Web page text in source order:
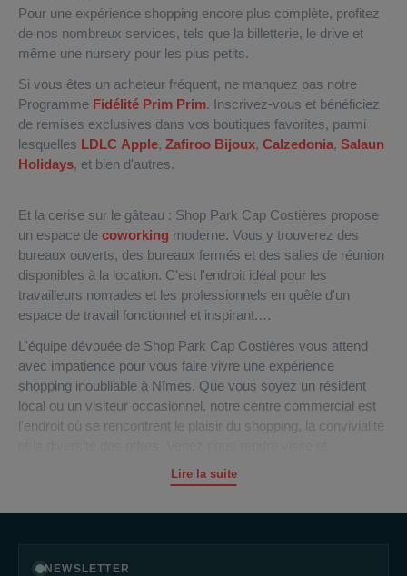
Pour une expérience shopping encore plus complète, profitez
de nos nombreux services, tels que la billetterie, le drive et
même une nursery pour les plus petits.
Si vous êtes un acheteur fréquent, ne manquez pas notre
Programme Fidélité Prim Prim. Inscrivez-vous et bénéficiez
de remises exclusives dans vos boutiques favorites, parmi
lesquelles LDLC Apple, Zafiroo Bijoux, Calzedonia, Salaun
Holidays, et bien d'autres.
Et la cerise sur le gâteau : Shop Park Cap Costières propose
un espace de coworking moderne. Vous y trouverez des
bureaux ouverts, des bureaux fermés et des salles de réunion
disponibles à la location. C'est l'endroit idéal pour les
travailleurs nomades et les professionnels en quête d'un
espace de travail fonctionnel et inspirant.
L'équipe dévouée de Shop Park Cap Costières vous attend
avec impatience pour vous faire vivre une expérience
shopping inoubliable à Nîmes. Que vous soyez un résident
local ou un visiteur occasionnel, notre centre commercial est
l'endroit où se rencontrent le plaisir du shopping, la convivialité
découvrez pourquoi Shop Park Cap Costières est la référence
en matière de shopping dans le Gard !
Lire la suite
NEWSLETTER